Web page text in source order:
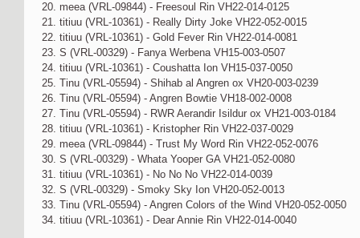
20. meea (VRL-09844) - Freesoul Rin VH22-014-0125
21. titiuu (VRL-10361) - Really Dirty Joke VH22-052-0015
22. titiuu (VRL-10361) - Gold Fever Rin VH22-014-0081
23. S (VRL-00329) - Fanya Werbena VH15-003-0507
24. titiuu (VRL-10361) - Coushatta Ion VH15-037-0050
25. Tinu (VRL-05594) - Shihab al Angren ox VH20-003-0239
26. Tinu (VRL-05594) - Angren Bowtie VH18-002-0008
27. Tinu (VRL-05594) - RWR Aerandir Isildur ox VH21-003-0184
28. titiuu (VRL-10361) - Kristopher Rin VH22-037-0029
29. meea (VRL-09844) - Trust My Word Rin VH22-052-0076
30. S (VRL-00329) - Whata Yooper GA VH21-052-0080
31. titiuu (VRL-10361) - No No No VH22-014-0039
32. S (VRL-00329) - Smoky Sky Ion VH20-052-0013
33. Tinu (VRL-05594) - Angren Colors of the Wind VH20-052-0050
34. titiuu (VRL-10361) - Dear Annie Rin VH22-014-0040